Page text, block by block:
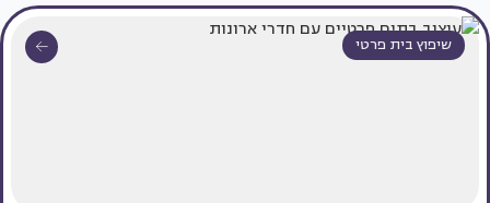
שיפוץ בית פרטי